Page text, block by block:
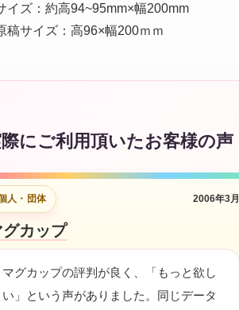
イズ：約高94~95mm×幅200mm
稿サイズ：高96×幅200ｍｍ
にご利用頂いたお客様の声
人・団体 2006年3月
グカップ
マグカップの評判が良く、「もっと欲し
い」という声がありました。同じデータ